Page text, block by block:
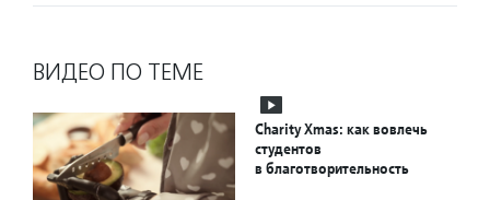
ВИДЕО ПО ТЕМЕ
Charity Xmas: как вовлечь
студентов
в благотворительность